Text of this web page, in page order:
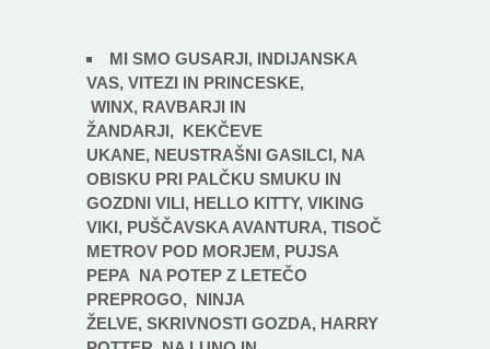
MI SMO GUSARJI, INDIJANSKA
VAS, VITEZI IN PRINCESKE,
WINX, RAVBARJI IN
ŽANDARJI, KEKČEVE
UKANE, NEUSTRAŠNI GASILCI, NA
OBISKU PRI PALČKU SMUKU IN
GOZDNI VILI, HELLO KITTY, VIKING
VIKI, PUŠČAVSKA AVANTURA, TISOČ
METROV POD MORJEM, PUJSA
PEPA NA POTEP Z LETEČO
PREPROGO, NINJA
ŽELVE, SKRIVNOSTI GOZDA, HARRY